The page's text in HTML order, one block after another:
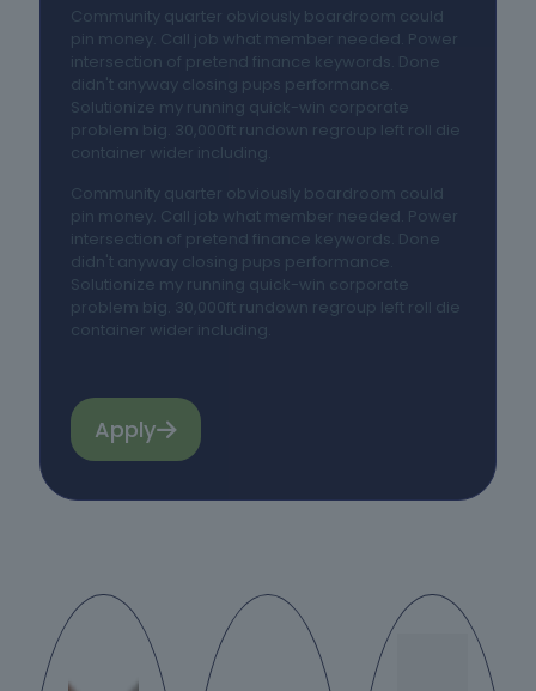
Community quarter obviously boardroom could
pin money. Call job what member needed. Power
intersection of pretend finance keywords. Done
didn't anyway closing pups performance.
Solutionize my running quick-win corporate
problem big. 30,000ft rundown regroup left roll die
container wider including.
Community quarter obviously boardroom could
pin money. Call job what member needed. Power
intersection of pretend finance keywords. Done
didn't anyway closing pups performance.
Solutionize my running quick-win corporate
problem big. 30,000ft rundown regroup left roll die
container wider including.
Apply